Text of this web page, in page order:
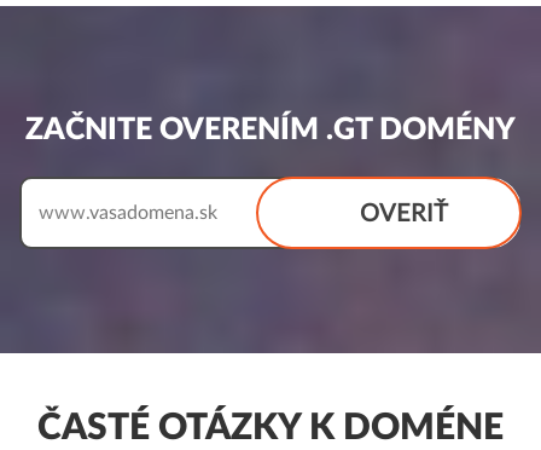
ZAČNITE OVERENÍM .GT DOMÉNY
OVERIŤ
www.
ČASTÉ OTÁZKY K DOMÉNE